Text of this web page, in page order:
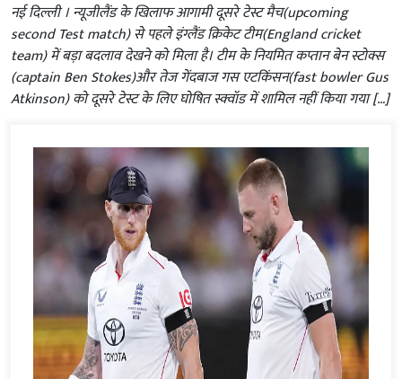
नई दिल्ली । न्यूजीलैंड के खिलाफ आगामी दूसरे टेस्ट मैच(upcoming
second Test match) से पहले इंग्लैंड क्रिकेट टीम(England cricket
team) में बड़ा बदलाव देखने को मिला है। टीम के नियमित कप्तान बेन स्टोक्स
(captain Ben Stokes)और तेज गेंदबाज गस एटकिंसन(fast bowler Gus
Atkinson) को दूसरे टेस्ट के लिए घोषित स्क्वॉड में शामिल नहीं किया गया […]